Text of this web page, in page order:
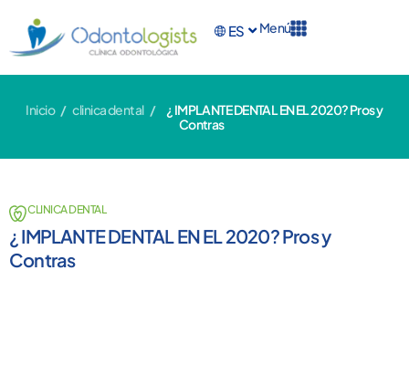
ES
EN Menú
Inicio / clinica dental /
¿ IMPLANTE DENTAL EN EL 2020? Pros y
Contras
CLINICA DENTAL
¿ IMPLANTE DENTAL EN EL 2020? Pros y
Contras